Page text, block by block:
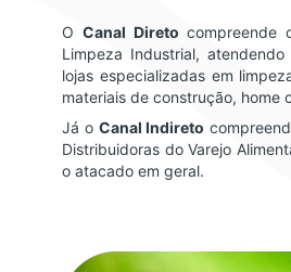
O Canal Direto compreende
Limpeza Industrial,
lojas especializadas em
materiais de construção, home
Já o Canal Indireto
Distribuidoras do Varejo
o atacado em geral.